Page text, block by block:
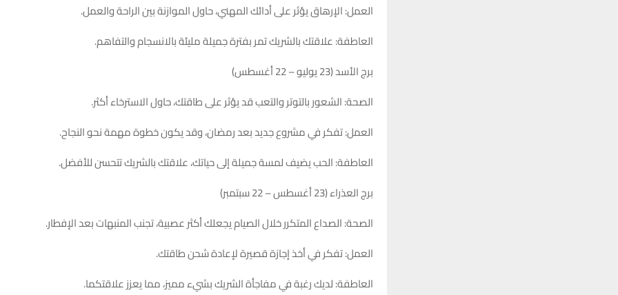
العمل: الإرهاق يؤثر على أدائك المهني، حاول الموازنة بين الراحة والعمل.
العاطفة: علاقتك بالشريك تمر بفترة جميلة مليئة بالانسجام والتفاهم.
برج الأسد (23 يوليو – 22 أغسطس)
الصحة: الشعور بالتوتر والتعب قد يؤثر على طاقتك، حاول الاسترخاء أكثر.
العمل: تفكر في مشروع جديد بعد رمضان، وقد يكون خطوة مهمة نحو النجاح.
العاطفة: الحب يضيف لمسة جميلة إلى حياتك، علاقتك بالشريك تتحسن للأفضل.
برج العذراء (23 أغسطس – 22 سبتمبر)
الصحة: الصداع المتكرر خلال الصيام يجعلك أكثر عصبية، تجنب المنبهات بعد الإفطار.
العمل: تفكر في أخذ إجازة قصيرة لإعادة شحن طاقتك.
العاطفة: لديك رغبة في مفاجأة الشريك بشيء مميز، مما يعزز علاقتكما.